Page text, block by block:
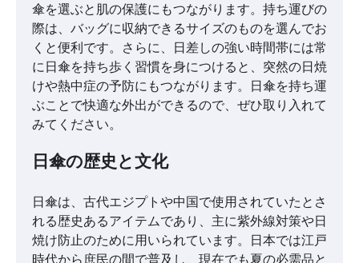
傘を選ぶと肌の保護にもつながります。持ち運びの
際は、バッグに収納できるサイズのものを選んでお
くと便利です。さらに、日差しの強い時間帯には常
に日傘を持ち歩く習慣を身につけると、突然の日焼
けや熱中症の予防にもつながります。日傘を持ち運
ぶことで快適な外出ができるので、ぜひ取り入れて
みてください。
日傘の歴史と文化
日傘は、古代エジプトや中国で使用されていたとさ
れる歴史あるアイテムであり、主に紫外線対策や日
焼け防止のために用いられています。日本では江戸
時代から庶民の間で普及し、現在でも夏の必需品と